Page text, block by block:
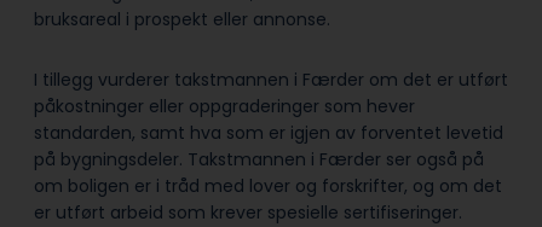
bruksareal i prospekt eller annonse.
I tillegg vurderer takstmannen i Færder om det er utført
påkostninger eller oppgraderinger som hever
standarden, samt hva som er igjen av forventet levetid
på bygningsdeler. Takstmannen i Færder ser også på
om boligen er i tråd med lover og forskrifter, og om det
er utført arbeid som krever spesielle sertifiseringer.